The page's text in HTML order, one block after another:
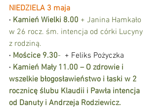
NIEDZIELA 3 maja
· Kamień Wielki 8.00 + Janina Hamkało
w 26 rocz. śm. intencja od córki Lucyny
z rodziną.
· Mościce 9.30-
  + Feliks Pożyczka
· Kamień Mały 11.00 – O zdrowie i
wszelkie błogosławieństwo i łaski w 2
rocznicę ślubu Klaudii i Pawła intencja
od Danuty i Andrzeja Rodziewicz.